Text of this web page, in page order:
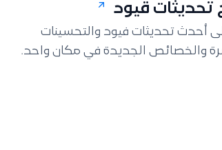
قيود
أحدث تحديثات فيود والتحسينات
والخصائص الجديدة في مكان واحد.